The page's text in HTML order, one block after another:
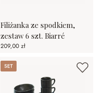
Filiżanka ze spodkiem,
zestaw 6 szt. Biarré
209,00 zł
Set